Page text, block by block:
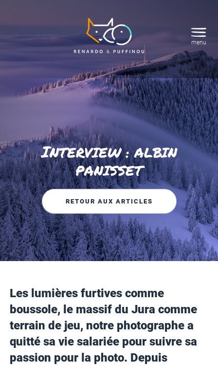
menu
INTERVIEW : ALBIN
PANISSET
RETOUR AUX ARTICLES
Les lumières furtives comme
boussole, le massif du Jura comme
terrain de jeu, notre photographe a
quitté sa vie salariée pour suivre sa
passion pour la photo. Depuis